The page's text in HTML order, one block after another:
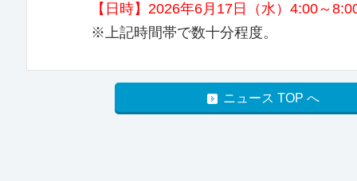
【日時】2026年6月17日（水）4:00～
※上記時間帯で数十分程度。
ニュース TOP へ